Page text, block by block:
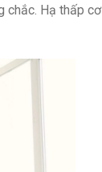
chắc. Hạ thấp cơ